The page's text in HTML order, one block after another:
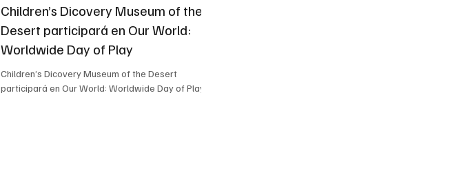
Children’s Dicovery Museum of the
Desert participará en Our World:
Worldwide Day of Play
Children’s Dicovery Museum of the Desert
participará en Our World: Worldwide Day of Play